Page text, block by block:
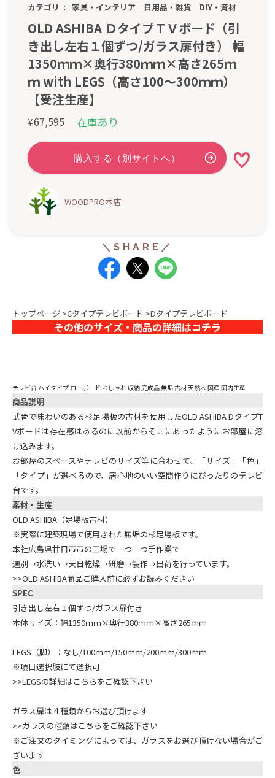
カテゴリ 家具・インテリア 日用品・雑貨 DIY・資材
OLD ASHIBA ＤタイプＴＶボード（引
き出し左右１個ずつ/ガラス扉付き） 幅
1350ｍｍ×奥行380ｍｍ×高さ265ｍ
ｍ with LEGS（高さ100〜300ｍｍ）
【受注生産】
¥67,595 在庫あり
WOODPRO本店
トップページ >Cタイプテレビボード >Dタイプテレビボード
その他のサイズ・商品の詳細はコチラ
テレビ台 ハイタイプ ローボード おしゃれ 収納 完成品 無垢 古材 天然木 国産 国内生産
商品説明
武骨で味わいのある杉足場板の古材を使用したOLD ASHIBA DタイプT
Vボードは存在感はあるのに以前からそこにあったようにお部屋に溶
け込みます。
お部屋のスペースやテレビのサイズ等に合わせて、「サイズ」「色」
「タイプ」が選べるので、居心地のいい空間作りにぴったりのテレビ
台です。
素材・生産
OLD ASHIBA（足場板古材）
※実際に建築現場で使用された無垢の杉足場板です。
本社広島県廿日市市の工場で一つ一つ手作業で
選別→水洗い→天日乾燥→研磨→製作→出荷を行っています。
>>OLD ASHIBA商品ご購入前に必ずお読みください
SPEC
引き出し左右１個ずつ/ガラス扉付き
本体サイズ：幅1350ｍｍ×奥行380ｍｍ×高さ265ｍｍ
LEGS（脚）：なし/100ｍｍ/150ｍｍ/200ｍｍ/300ｍｍ
※項目選択肢にて選択可
>>LEGSの詳細はこちらをご確認下さい
ガラス扉は４種類からお選び頂けます
>>ガラスの種類はこちらをご確認下さい
※ご注文のタイミングによっては、ガラスをお選び頂けない場合がご
ざいます
色